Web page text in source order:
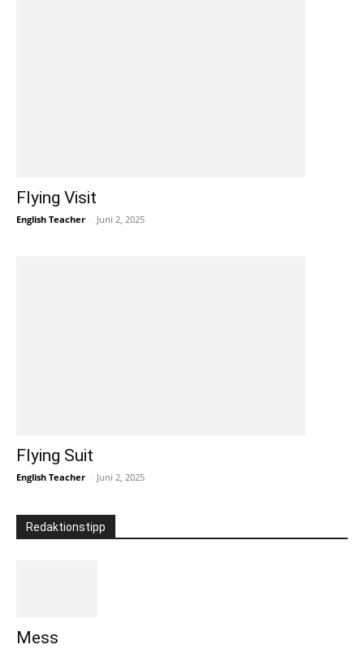
Flying Visit
English Teacher - Juni 2, 2025
Flying Suit
English Teacher - Juni 2, 2025
Redaktionstipp
Mess